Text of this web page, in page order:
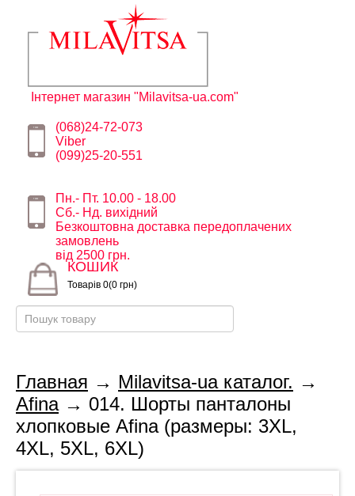
Інтернет магазин "Milavitsa-ua.com"
(068)24-72-073
Viber
(099)25-20-551
Пн.- Пт. 10.00 - 18.00
Сб.- Нд. вихідний
Безкоштовна доставка передоплачених
замовлень
від 2500 грн.
КОШИК
Товарів 0(0 грн)
Главная → Milavitsa-ua каталог. →
Afina→ 014. Шорты панталоны
хлопковые Afina (размеры: 3XL,
4XL, 5XL, 6XL)